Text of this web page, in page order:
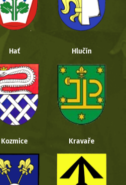
Hať Hlučín
Kozmice Kravaře